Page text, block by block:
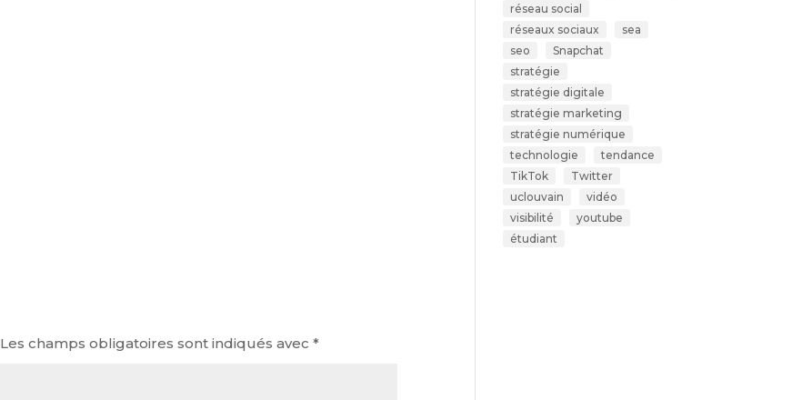
Les champs obligatoires sont indiqués avec*
réseau social
réseaux sociaux
sea
seo
Snapchat
stratégie
stratégie digitale
stratégie marketing
stratégie numérique
technologie
tendance
TikTok
Twitter
uclouvain
vidéo
visibilité
youtube
étudiant